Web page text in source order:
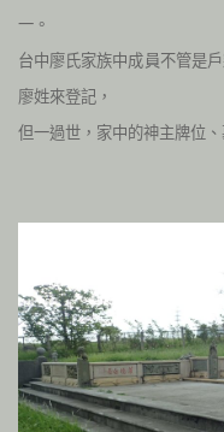
一。
台中廖氏家族中成員不管是
廖姓來登記，
但一過世，家中的神主牌位